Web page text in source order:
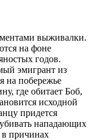
выживалки.
на фоне
годов.
эмигрант из
на побережье
где обитает Боб,
исходной
придется
нападающих
в причинах